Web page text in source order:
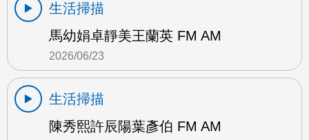
生活掃描
馬幼娟卓靜美王蘭英 FM AM
2026/06/23
生活掃描
陳秀熙許辰陽葉彥伯 FM AM